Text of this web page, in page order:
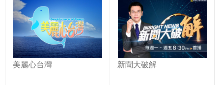
美麗心台灣 新聞大破解